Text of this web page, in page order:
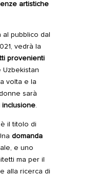
artistiche
al pubblico dal
vedrà la
provenienti
Uzbekistan
volta e la
sarà
inclusione.
è il titolo di
domanda
e uno
ma per il
alla ricerca di